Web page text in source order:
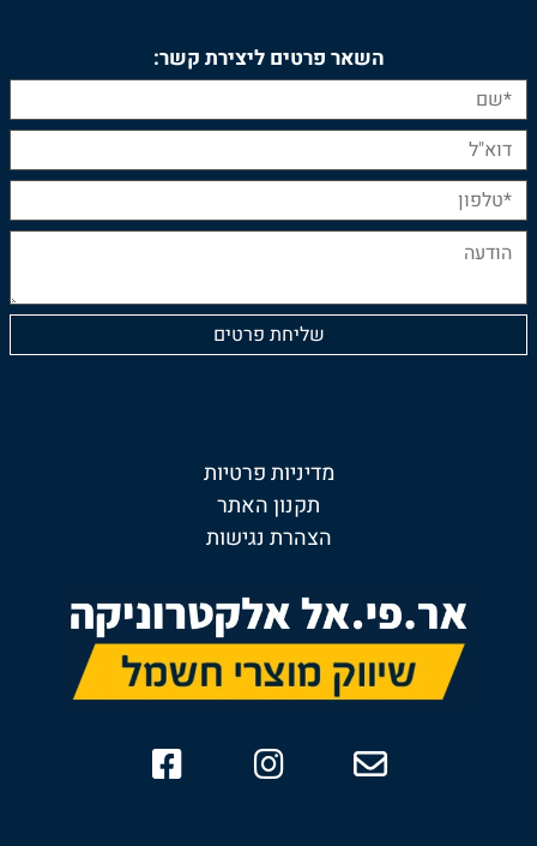
השאר פרטים ליצירת קשר:
מדיניות פרטיות
תקנון האתר
הצהרת נגישות